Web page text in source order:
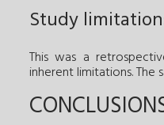
Study
This was a
inherent limitations. The